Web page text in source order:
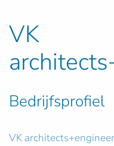
VK
Bedrijfsprofiel
VK